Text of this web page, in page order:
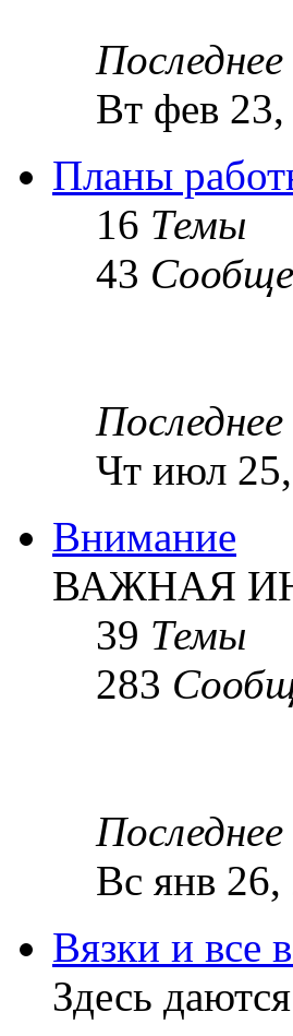
Вт фев
Планы
16 Темы
43
Чт июл
Внимание
ВАЖНАЯ
39 Темы
283
Вс янв
Вязки и все
Здесь